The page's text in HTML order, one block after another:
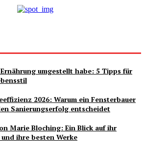
umgestellt habe: 5 Tipps für
2026: Warum ein Fensterbauer
Sanierungserfolg entscheidet
Marie Bloching: Ein Blick auf ihr
ihre besten Werke